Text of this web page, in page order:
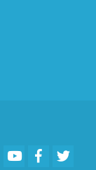
Youtube Facebook